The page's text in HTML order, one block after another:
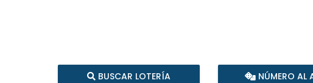
BUSCAR LOTERÍA NÚMERO AL